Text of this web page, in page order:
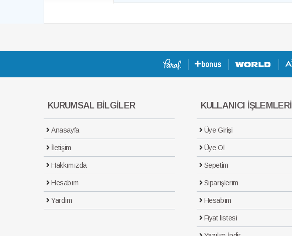
KURUMSAL BİLGİLER
Anasayfa
İletişim
Hakkımızda
Hesabım
Yardım
KULLANICI İŞLEMLERİ
Üye Girişi
Üye Ol
Sepetim
Siparişlerim
Hesabım
Fiyat listesi